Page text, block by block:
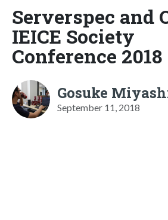
Serverspec and
IEICE Society
Conference 2018
Gosuke
September 11, 2018